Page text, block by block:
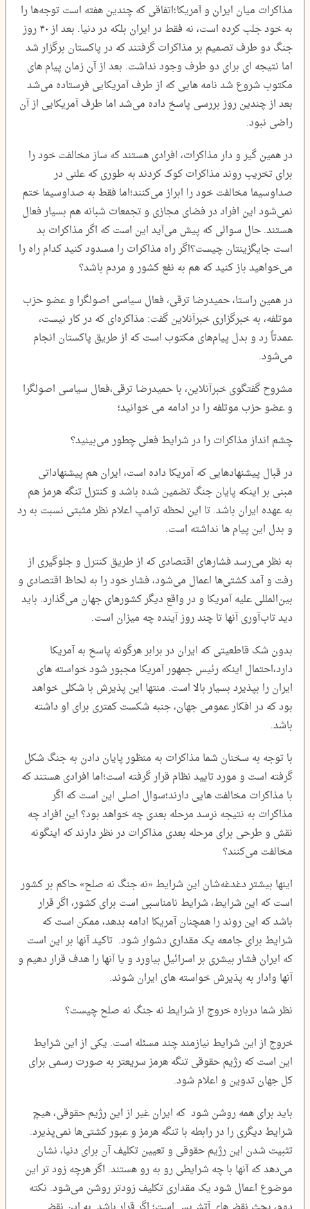
مذاکرات میان ایران و آمریکا؛اتفاقی که چندین هفته است توجه‌ها را
به خود جلب کرده است، نه فقط در ایران بلکه در دنیا. بعد از ۴۰ روز
جنگ دو طرف تصمیم بر مذاکرات گرفتند که در پاکستان برگزار شد
اما نتیجه ای برای دو طرف وجود نداشت. بعد از آن زمان پیام های
مکتوب شروع شد نامه هایی که از طرف آمریکایی فرستاده می‌شد
بعد از چندین روز بررسی پاسخ داده می‌شد اما طرف آمریکایی از آن
راضی نبود.
در همین گیر و دار مذاکرات، افرادی هستند که ساز مخالفت خود را
برای تخریب روند مذاکرات کوک کردند به طوری که علنی در
صداوسیما مخالفت خود را ابراز می‌کنند؛اما فقط به صداوسیما ختم
نمی‌شود این افراد در فضای مجازی و تجمعات شبانه هم بسیار فعال
هستند. حال سوالی که پیش می‌آید این است که اگر مذاکرات بد
است جایگزینتان چیست؟اگر راه مذاکرات را مسدود کنید کدام راه را
می‌خواهید باز کنید که هم به نفع کشور و مردم باشد؟
در همین راستا، حمیدرضا ترقی، فعال سیاسی اصولگرا و عضو حزب
موتلفه، به خبرگزاری خبرآنلاین گفت: مذاکره‌ای که در کار نیست،
عمدتاً رد و بدل پیام‌های مکتوب است که از طریق پاکستان انجام
می‌شود.
مشروح گفتگوی خبرآنلاین، با حمیدرضا ترقی،فعال سیاسی اصولگرا
و عضو حزب موتلفه را در ادامه می خوانید؛
چشم‌ انداز مذاکرات را در شرایط فعلی چطور می‌بینید؟
در قبال پیشنهادهایی که آمریکا داده است، ایران هم پیشنهاداتی
مبنی بر اینکه پایان جنگ تضمین شده باشد و کنترل تنگه هرمز هم
به عهده ایران باشد. تا این لحظه ترامپ اعلام نظر مثبتی نسبت به رد
و بدل این پیام ها نداشته است.
به نظر می‌رسد فشارهای اقتصادی که از طریق کنترل و جلوگیری از
رفت و آمد کشتی‌ها اعمال می‌شود، فشار خود را به لحاظ اقتصادی و
بین‌المللی علیه آمریکا و در واقع دیگر کشورهای جهان می‌گذارد. باید
دید تاب‌آوری آنها تا چند روز آینده چه میزان است.
بدون شک قاطعیتی که ایران در برابر هرگونه پاسخ به آمریکا
دارد،احتمال اینکه رئیس جمهور آمریکا مجبور شود خواسته های
ایران را بپذیرد بسیار بالا است. منتها این پذیرش با شکلی خواهد
بود که در افکار عمومی جهان، جنبه شکست کمتری برای او داشته
باشد.
با توجه به سخنان شما مذاکرات به منظور پایان دادن به جنگ شکل
گرفته است و مورد تایید نظام قرار گرفته است؛اما افرادی هستند که
با مذاکرات مخالفت هایی دارند؛سوال اصلی این است که اگر
مذاکرات به نتیجه نرسد مرحله بعدی چه خواهد بود؟ این افراد چه
نقش و طرحی برای مرحله بعدی مذاکرات در نظر دارند که اینگونه
مخالفت می‌کنند؟
اینها بیشتر دغدغه‌شان این شرایط «نه جنگ نه صلح» حاکم بر کشور
است که این شرایط، شرایط نامناسبی است برای کشور، اگر قرار
باشد که این روند را همچنان آمریکا ادامه بدهد، ممکن است که
شرایط برای جامعه یک مقداری دشوار شود. تاکید آنها بر این است
که ایران فشار بیشری بر اسرائیل بیاورد و یا آنها را هدف قرار دهیم و
آنها وادار به پذیرش خواسته های ایران شوند.
نظر شما درباره خروج از شرایط نه جنگ نه صلح چیست؟
خروج از این شرایط نیازمند چند مسئله است. یکی از این شرایط
این است که رژیم حقوقی تنگه هرمز سریعتر به صورت رسمی برای
کل جهان تدوین و اعلام شود.
باید برای همه روشن شود که ایران غیر از این رژیم حقوقی، هیچ
شرایط دیگری را در رابطه با تنگه هرمز و عبور کشتی‌ها نمی‌پذیرد.
تثبیت شدن این رژیم حقوقی و تعیین تکلیف آن برای دنیا، نشان
می‌دهد که آنها با چه شرایطی رو به رو هستند. اگر هرچه زود تر این
موضوع اعمال شود یک مقداری تکلیف زودتر روشن می‌شود. نکته